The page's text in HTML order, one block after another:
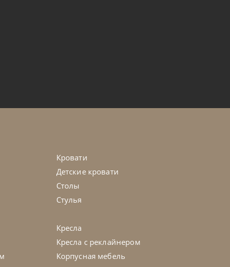
Кровати
Детские кровати
Столы
Стулья
Кресла
Кресла с реклайнером
Корпусная мебель